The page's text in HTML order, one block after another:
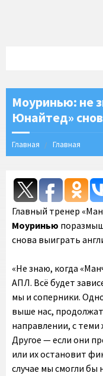
Моуринью: не
Юнайтед»
Главная Главная
Главный тренер
Моуринью
снова выиграть
«Не знаю, когда
АПЛ. Всё будет
мы и соперники.
выше нас,
направлении, с
Другое — если они
или их остановит
случае мы смогли бы